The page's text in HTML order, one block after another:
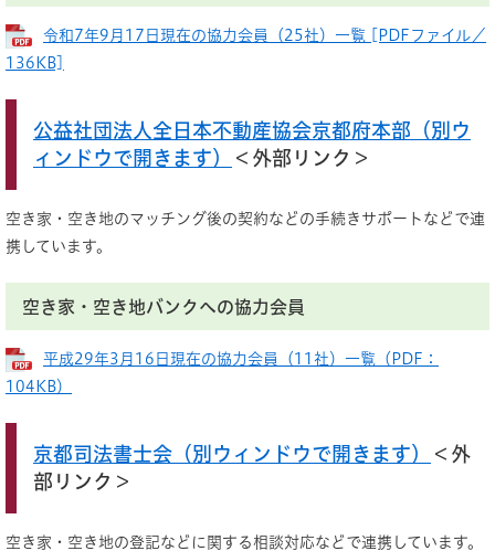
令和7年9月17日現在の協力会員（25社）一覧 [PDFファイル／
136KB]
公益社団法人全日本不動産協会京都府本部（別ウ
ィンドウで開きます）
＜外部リンク＞
空き家・空き地のマッチング後の契約などの手続きサポートなどで連
携しています。
空き家・空き地バンクへの協力会員
平成29年3月16日現在の協力会員（11社）一覧（PDF：
104KB）
京都司法書士会（別ウィンドウで開きます）
＜外
部リンク＞
空き家・空き地の登記などに関する相談対応などで連携しています。